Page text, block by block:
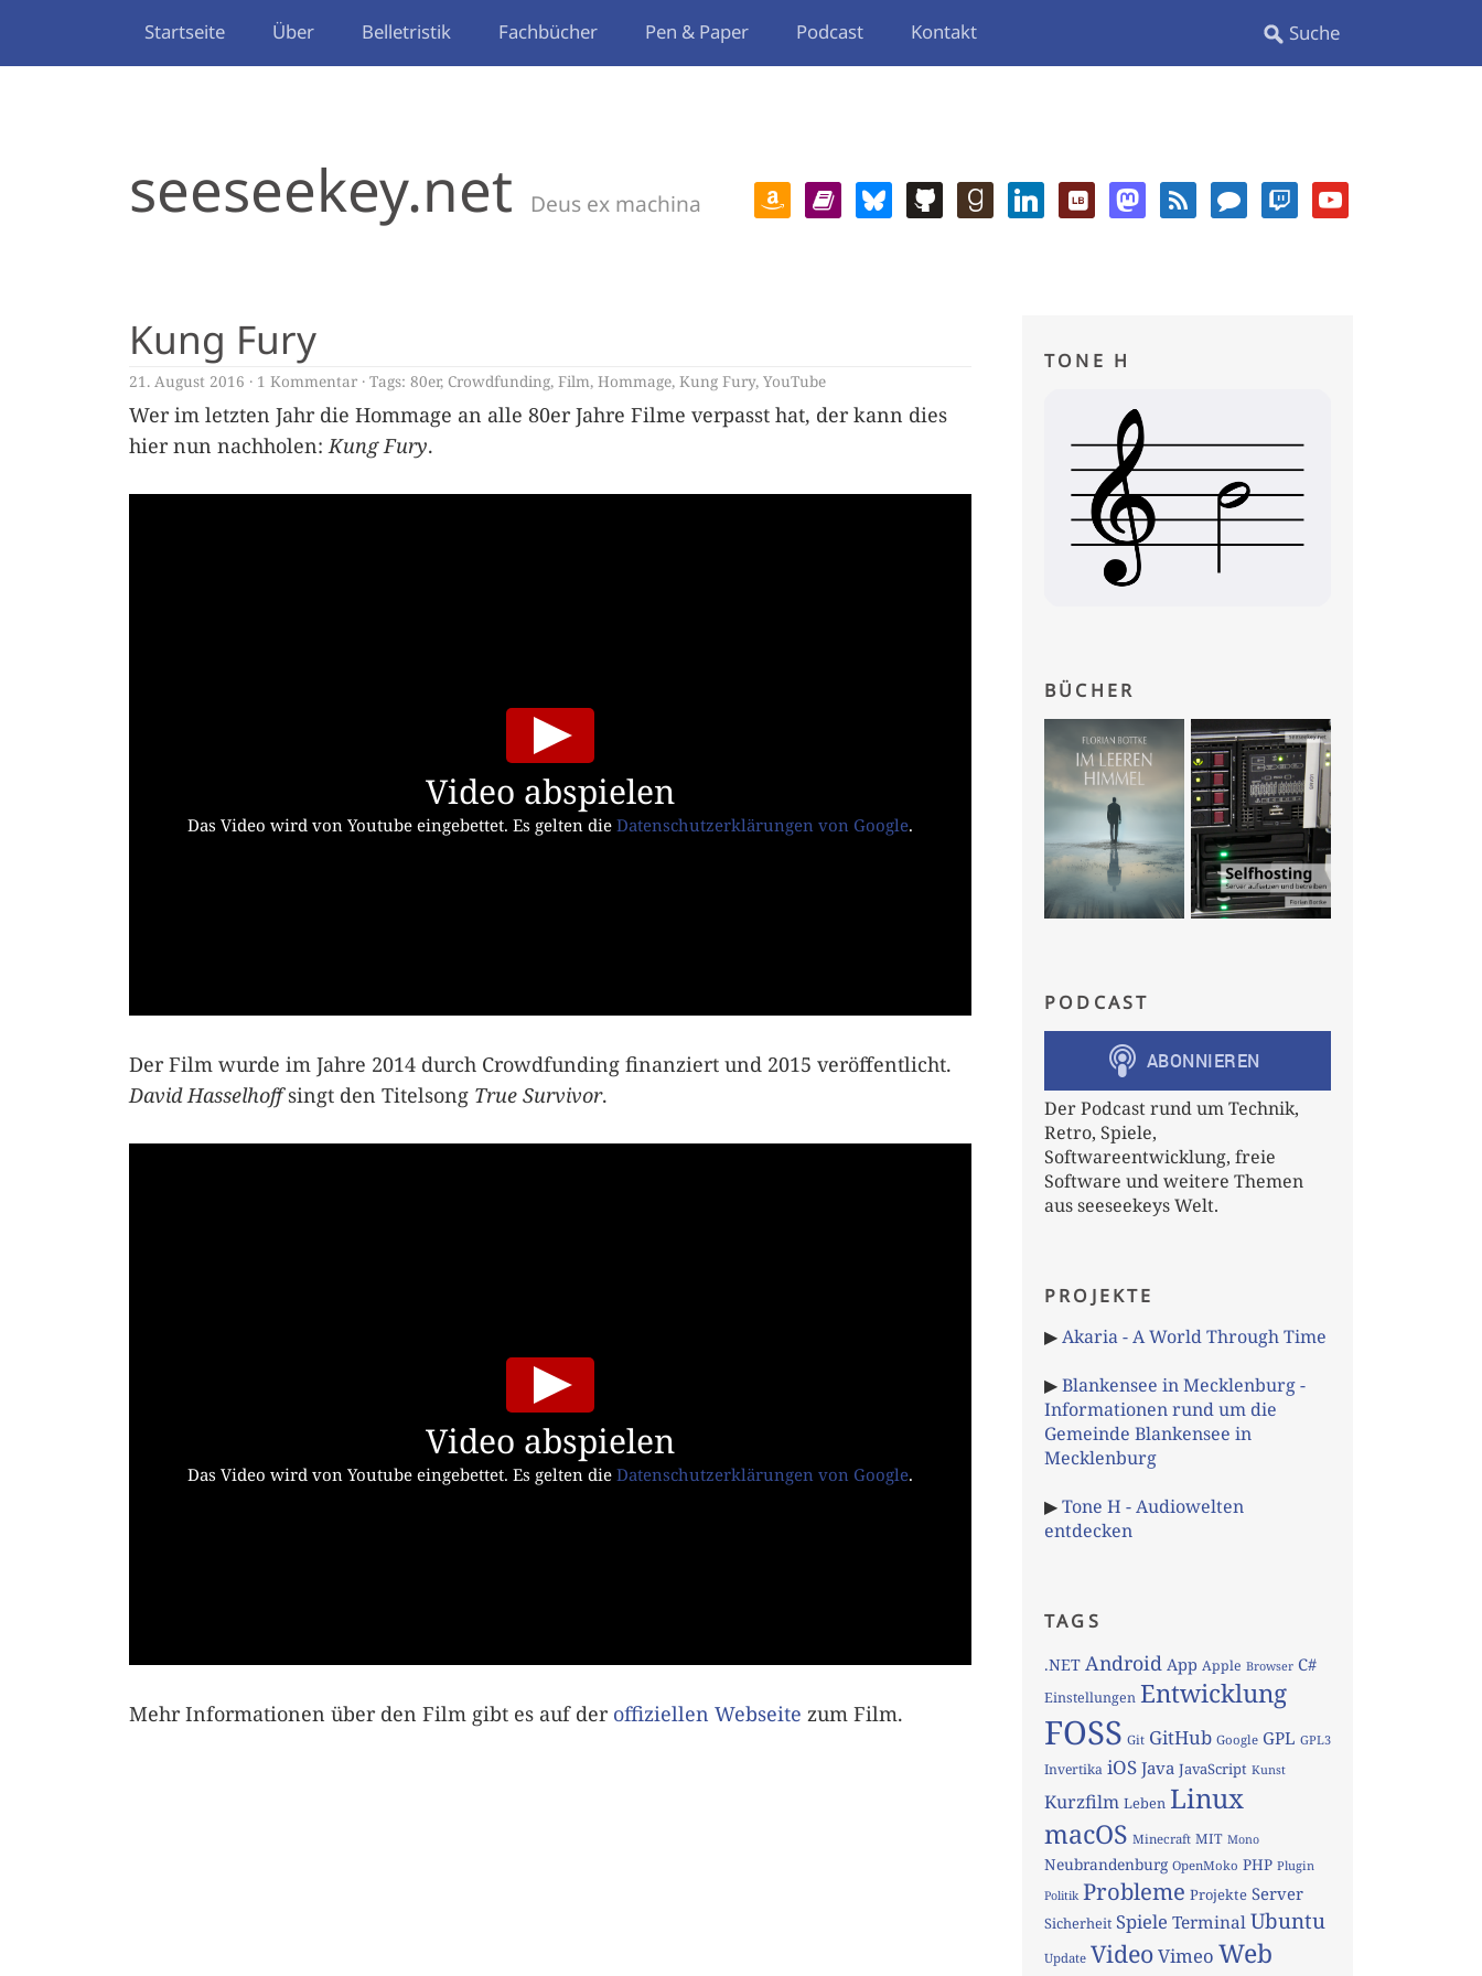
Startseite Über Belletristik Fachbücher Pen & Paper Podcast Kontakt
seeseekey.net Deus ex machina
Kung Fury
21. August 2016 1 Kommentar Tags: 80er, Crowdfunding, Film, Hommage, Kung Fury, YouTube
Wer im letzten Jahr die Hommage an alle 80er Jahre Filme verpasst hat, der kann dies
hier nun nachholen:Kung Fury.
Video abspielen
Das Video wird von Youtube eingebettet. Es gelten dieDatenschutzerklärungen von Google.
Der Film wurde im Jahre 2014 durch Crowdfunding finanziert und 2015 veröffentlicht.
David Hasselhoffsingt den Titelsong True Survivor.
Video abspielen
Das Video wird von Youtube eingebettet. Es gelten dieDatenschutzerklärungen von Google.
Mehr Informationen über den Film gibt es auf der offiziellen Webseite zum Film.
TONE H
BÜCHER
PODCAST
Der Podcast rund um Technik,
Retro, Spiele,
Softwareentwicklung, freie
Software und weitere Themen
aus seeseekeys Welt.
PROJEKTE
▶Akaria - A World Through Time
▶Blankensee in Mecklenburg -
Informationen rund um die
Gemeinde Blankensee in
Mecklenburg
▶Tone H - Audiowelten
entdecken
TAGS
.NET Android App Apple Browser C#
Einstellungen Entwicklung
FOSS Git GitHub Google GPL GPL3
Invertika iOS Java JavaScript Kunst
Kurzfilm Leben Linux
macOS Minecraft MIT Mono
Neubrandenburg OpenMoko PHP Plugin
Politik Probleme Projekte Server
Sicherheit Spiele TerminalUbuntu
Update VideoVimeo Web